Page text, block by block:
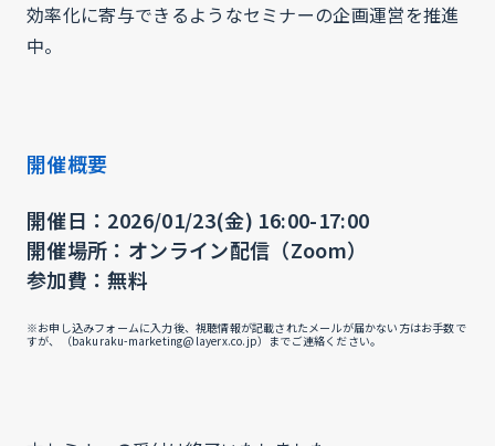
効率化に寄与できるようなセミナーの企画運営を推進
中。
開催概要
開催日：2026/01/23(金) 16:00-17:00
開催場所：オンライン配信（Zoom）
参加費：無料
※お申し込みフォームに入力後、視聴情報が記載されたメールが届かない方はお手数で
すが、（bakuraku-marketing@layerx.co.jp）までご連絡ください。